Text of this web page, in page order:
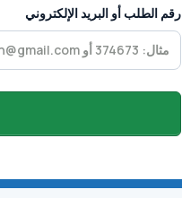
رقم الطلب أو البريد الإلكتروني